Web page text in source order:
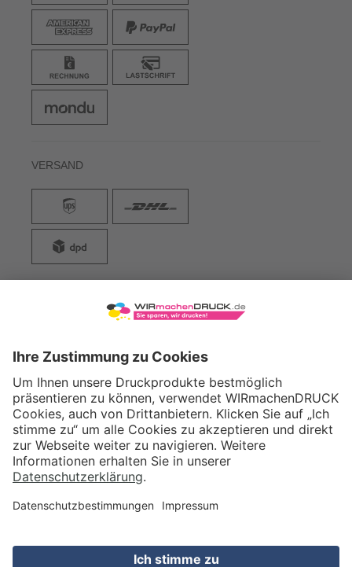
VERSAND
WIRmachenDRUCK GmbH
71522 Backnang
Tel.: +49 (0) 711 995 982 - 20
Fax: +49 (0) 711 995 982 - 21
SOCIAL MEDIA